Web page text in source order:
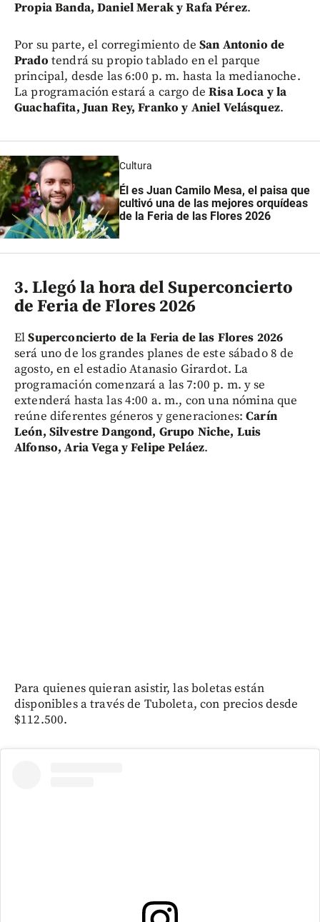
Propia Banda, Daniel Merak y Rafa Pérez.
Por su parte, el corregimiento deSan Antonio de
Prado tendrá su propio tablado en el parque
principal, desde las 6:00 p. m. hasta la medianoche.
La programación estará a cargo deRisa Loca y la
Guachafita, Juan Rey, Franko y Aniel Velásquez.
Cultura
Él es Juan Camilo Mesa, el paisa que
cultivó una de las mejores orquídeas
de la Feria de las Flores 2026
3. Llegó la hora del Superconcierto
de Feria de Flores 2026
ElSuperconcierto de la Feria de las Flores 2026
será uno de los grandes planes de este sábado 8 de
agosto, en el estadio Atanasio Girardot. La
programación comenzará a las 7:00 p. m. y se
extenderá hasta las 4:00 a. m., con una nómina que
reúne diferentes géneros y generaciones:Carín
León, Silvestre Dangond, Grupo Niche, Luis
Alfonso, Aria Vega y Felipe Peláez.
Para quienes quieran asistir, las boletas están
disponibles a través de Tuboleta, con precios desde
$112.500.